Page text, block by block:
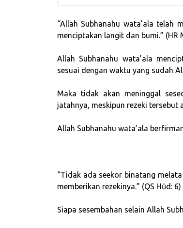
“Allah Subhanahu wata’ala telah
menciptakan langit dan bumi.” (HR
Allah Subhanahu wata’ala
sesuai dengan waktu yang sudah
Maka tidak akan meninggal
jatahnya, meskipun rezeki
Allah Subhanahu wata’ala
“Tidak ada seekor binatang
memberikan rezekinya.” (QS Hūd: 6)
Siapa sesembahan selain Allah